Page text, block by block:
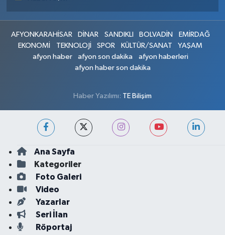
AFYONKARAHİSAR DİNAR SANDIKLI BOLVADİN
EMİRDAĞ
EKONOMİ
TEKNOLOJİ SPOR KÜLTÜR/SANAT
YAŞAM
afyon haber
afyon son dakika
afyon haberleri
afyon haber son dakika
Haber Yazılımı: TE Bilişim
Ana Sayfa
Kategoriler
Foto Galeri
Video
Yazarlar
Seri İlan
Röportaj